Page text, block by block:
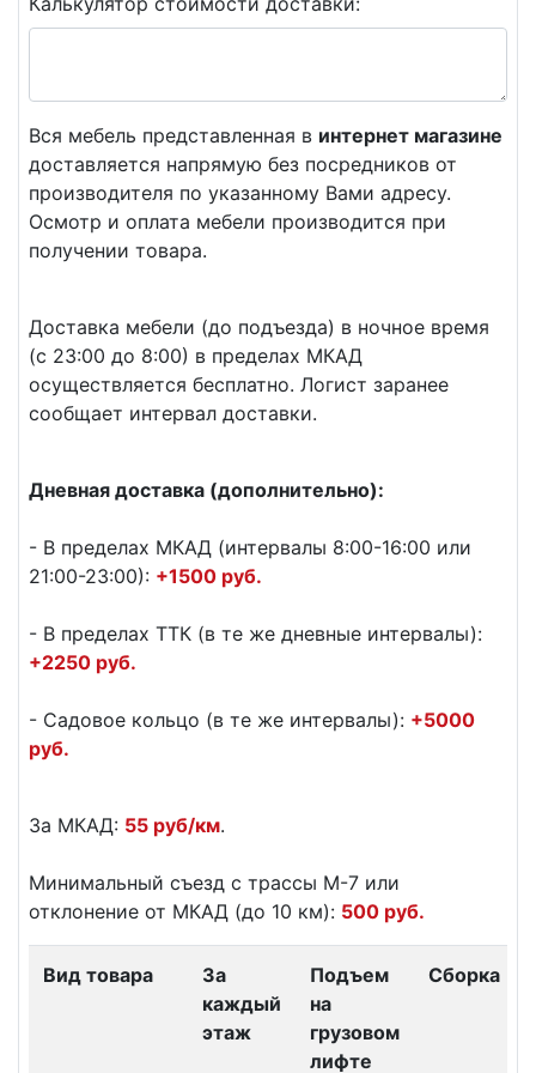
Вся мебель представленная в интернет магазине
доставляется напрямую без посредников от
производителя по указанному Вами адресу.
Осмотр и оплата мебели производится при
получении товара.
Доставка мебели (до подъезда) в ночное время
(с 23:00 до 8:00) в пределах МКАД
осуществляется бесплатно. Логист заранее
сообщает интервал доставки.
Дневная доставка (дополнительно):
- В пределах МКАД (интервалы 8:00-16:00 или
21:00-23:00): +1500 руб.
- В пределах ТТК (в те же дневные интервалы):
+2250 руб.
- Садовое кольцо (в те же интервалы): +5000
руб.
За МКАД: 55 руб/км.
Минимальный съезд с трассы М-7 или
отклонение от МКАД (до 10 км): 500 руб.
Вид товара
За
каждый
этаж
Подъем
на
грузовом
лифте
Сборка